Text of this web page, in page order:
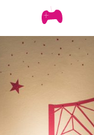
Creative
ÜBER UNS
AKTUELLES
ANGEBOTE
PROJEKTE